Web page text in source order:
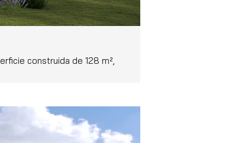
construida de 128 m²,
estos espacios.